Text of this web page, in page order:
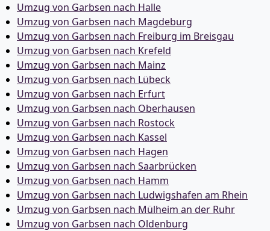
Umzug von Garbsen nach Halle
Umzug von Garbsen nach Magdeburg
Umzug von Garbsen nach Freiburg im Breisgau
Umzug von Garbsen nach Krefeld
Umzug von Garbsen nach Mainz
Umzug von Garbsen nach Lübeck
Umzug von Garbsen nach Erfurt
Umzug von Garbsen nach Oberhausen
Umzug von Garbsen nach Rostock
Umzug von Garbsen nach Kassel
Umzug von Garbsen nach Hagen
Umzug von Garbsen nach Saarbrücken
Umzug von Garbsen nach Hamm
Umzug von Garbsen nach Ludwigshafen am Rhein
Umzug von Garbsen nach Mülheim an der Ruhr
Umzug von Garbsen nach Oldenburg